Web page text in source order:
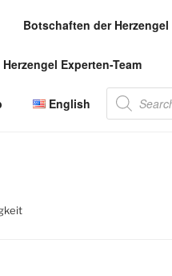
Botschaften der Herzengel
Herzengel Experten-Team
English
Products
search